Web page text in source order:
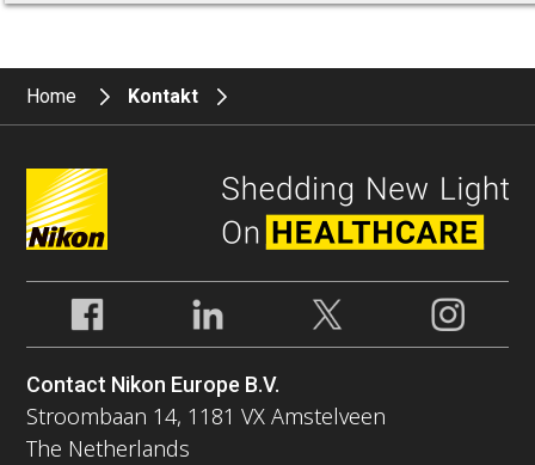
Home Kontakt
Contact Nikon Europe B.V.
Stroombaan 14, 1181 VX Amstelveen
The Netherlands